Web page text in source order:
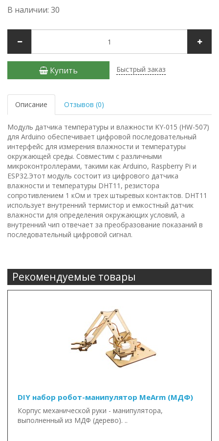
В наличии: 30
Купить Быстрый заказ
Описание Отзывов (0)
Модуль датчика температуры и влажности KY-015 (HW-507)
для Arduino обеспечивает цифровой последовательный
интерфейс для измерения влажности и температуры
окружающей среды. Совместим с различными
микроконтроллерами, такими как Arduino, Raspberry Pi и
ESP32.Этот модуль состоит из цифрового датчика
влажности и температуры DHT11, резистора
сопротивлением 1 кОм и трех штыревых контактов. DHT11
использует внутренний термистор и емкостный датчик
влажности для определения окружающих условий, а
внутренний чип отвечает за преобразование показаний в
последовательный цифровой сигнал.
Рекомендуемые товары
DIY набор робот-манипулятор MeArm (МДФ)
Корпус механической руки - манипулятора,
выполненный из МДФ (дерево). ..